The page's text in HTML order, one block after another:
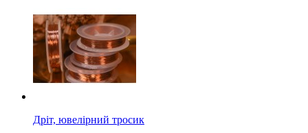
Дріт, ювелірний тросик